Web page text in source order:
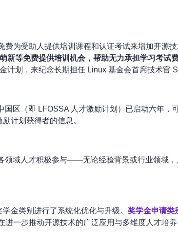
为受助人提供培训课程和认证考试来增加开源技
新等免费提供培训机会，帮助无力承担学习考试
划，来纪念长期担任 Linux 基金会首席技术官
区（即 LFOSSA 人才激励计划）已启动六年，
计划获得者的信息。
领域人才积极参与——无论经验背景或行业领域
金类别进行了系统化优化与升级。 奖学金申请类
进一步推动开源技术的广泛应用与多维度人才培